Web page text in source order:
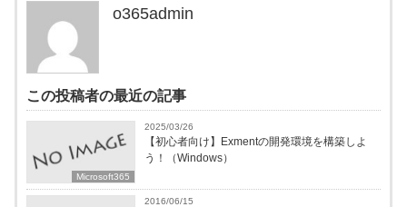
o365admin
この投稿者の最近の記事
Microsoft365
2025/03/26
【初心者向け】Exmentの開発環境を構築しよ
う！（Windows）
2016/06/15